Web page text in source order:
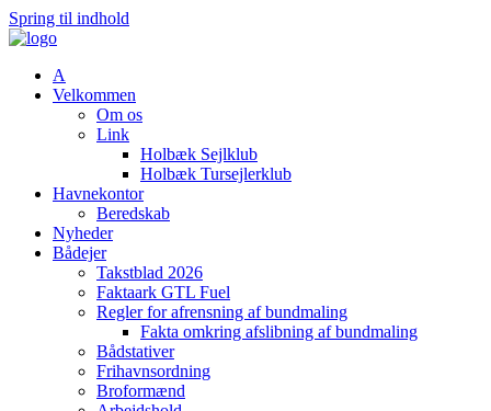
Spring til indhold
A
Velkommen
Om os
Link
Holbæk Sejlklub
Holbæk Tursejlerklub
Havnekontor
Beredskab
Nyheder
Bådejer
Takstblad 2026
Faktaark GTL Fuel
Regler for afrensning af bundmaling
Fakta omkring afslibning af bundmaling
Bådstativer
Frihavnsordning
Broformænd